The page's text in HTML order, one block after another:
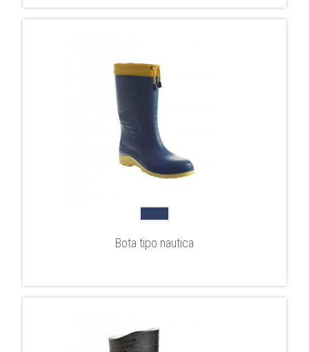
Bota tipo nautica